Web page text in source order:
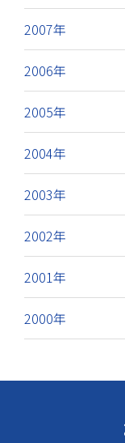
2007年
2006年
2005年
2004年
2003年
2002年
2001年
2000年